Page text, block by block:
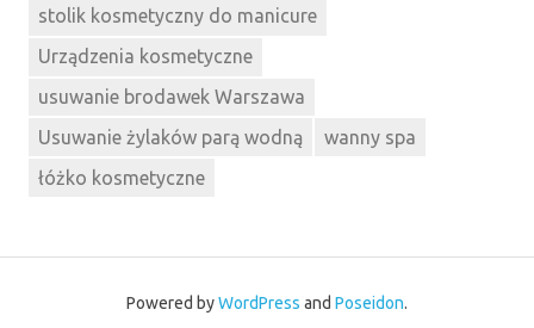
stolik kosmetyczny do manicure
Urządzenia kosmetyczne
usuwanie brodawek Warszawa
Usuwanie żylaków parą wodną
wanny spa
łóżko kosmetyczne
Powered byWordPress and Poseidon.